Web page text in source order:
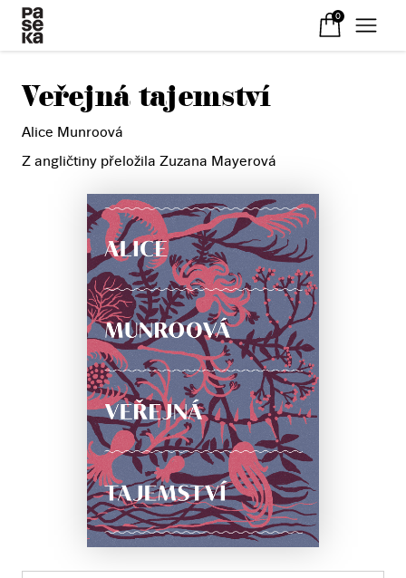
0
Veřejná tajemství
Alice Munroová
Z angličtiny přeložila Zuzana Mayerová